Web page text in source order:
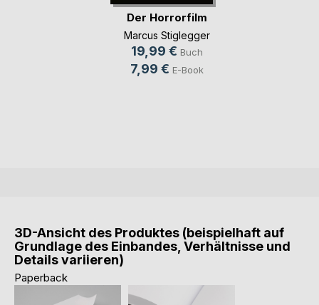
Der Horrorfilm
Marcus Stiglegger
19,99 € Buch
7,99 € E-Book
3D-Ansicht des Produktes (beispielhaft auf
Grundlage des Einbandes, Verhältnisse und
Details variieren)
Paperback